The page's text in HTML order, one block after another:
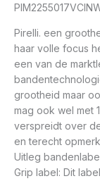
Pirelli. een
haar volle focus
een van de
grootheid maar
mag ook wel met
verspreidt over
en terecht
Uitleg
Grip label: Dit